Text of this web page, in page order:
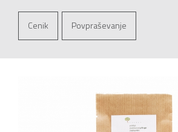
Cenik Povpraševanje